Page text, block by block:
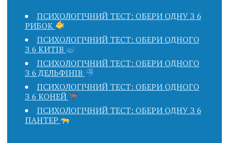
ПСИХОЛОГІЧНИЙ ТЕСТ: ОБЕРИ ОДНУ З 6
РИБОК
ПСИХОЛОГІЧНИЙ ТЕСТ: ОБЕРИ ОДНОГО
З 6 КИТІВ
ПСИХОЛОГІЧНИЙ ТЕСТ: ОБЕРИ ОДНОГО
З 6 ДЕЛЬФІНІВ
ПСИХОЛОГІЧНИЙ ТЕСТ: ОБЕРИ ОДНОГО
З 6 КОНЕЙ
ПСИХОЛОГІЧНИЙ ТЕСТ: ОБЕРИ ОДНУ З 6
ПАНТЕР